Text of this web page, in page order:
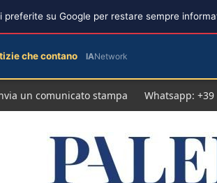
un comunicato stampa Whatsapp: +39
preferite su Google per restare sempre
che contano IANetwork